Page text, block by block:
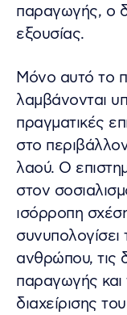
παραγωγής, ο
εξουσίας.
Μόνο αυτό το
λαμβάνονται
πραγματικές
στο
λαού. Ο
στον
ισόρροπη
ανθρώπου, τις
παραγωγής και
διαχείρισης